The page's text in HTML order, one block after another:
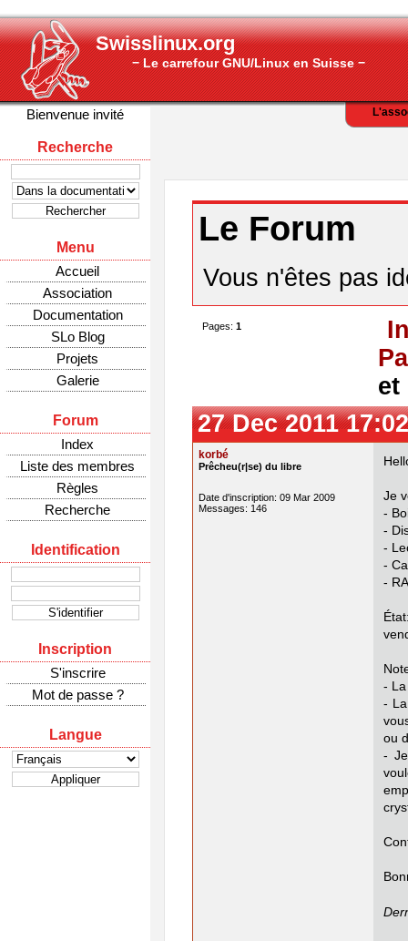
Swisslinux.org
− Le carrefour GNU/Linux en Suisse −
Bienvenue invité
Recherche
Menu
Accueil
Association
Documentation
SLo Blog
Projets
Galerie
Forum
Index
Liste des membres
Règles
Recherche
Identification
Inscription
S'inscrire
Mot de passe ?
Langue
Le Forum
Vous n'êtes pas
Pages: 1
et
27 Dec 2011
korbé
Prêcheu(r|se) du libre
Date d'inscription: 09 Mar 2009
Messages: 146
Je
-
-
-
-
-
-
-
ou
-